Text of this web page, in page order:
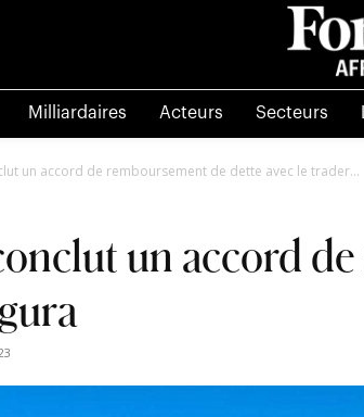
Milliardaires Acteurs Secteurs
un accord de remboursement de dette avec le trader...
un accord